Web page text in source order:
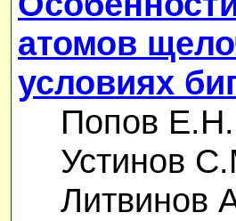
атомов
условиях
Попов Е.Н.
Устинов
Литвинов